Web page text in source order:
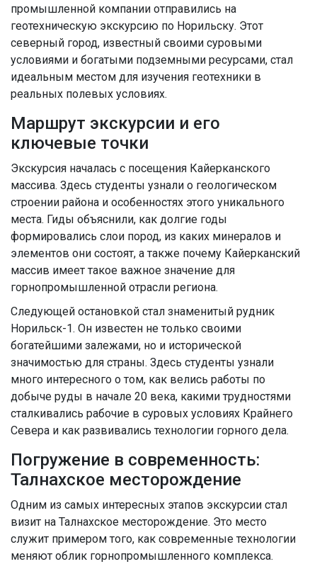
промышленной компании отправились на
геотехническую экскурсию по Норильску. Этот
северный город, известный своими суровыми
условиями и богатыми подземными ресурсами, стал
идеальным местом для изучения геотехники в
реальных полевых условиях.
Маршрут экскурсии и его
ключевые точки
Экскурсия началась с посещения Кайерканского
массива. Здесь студенты узнали о геологическом
строении района и особенностях этого уникального
места. Гиды объяснили, как долгие годы
формировались слои пород, из каких минералов и
элементов они состоят, а также почему Кайерканский
массив имеет такое важное значение для
горнопромышленной отрасли региона.
Следующей остановкой стал знаменитый рудник
Норильск-1. Он известен не только своими
богатейшими залежами, но и исторической
значимостью для страны. Здесь студенты узнали
много интересного о том, как велись работы по
добыче руды в начале 20 века, какими трудностями
сталкивались рабочие в суровых условиях Крайнего
Севера и как развивались технологии горного дела.
Погружение в современность:
Талнахское месторождение
Одним из самых интересных этапов экскурсии стал
визит на Талнахское месторождение. Это место
служит примером того, как современные технологии
меняют облик горнопромышленного комплекса.